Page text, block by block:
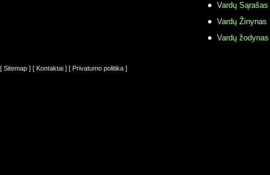
Vardų Sąrašas
Vardų Žinynas
Vardų
[ Sitemap ] [ Kontaktai ] [ Privatumo politika ]